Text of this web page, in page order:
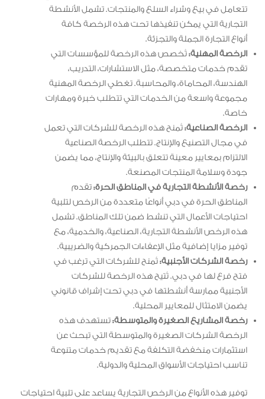
تتعامل في بيع وشراء السلع والمنتجات. تشمل الأنشطة
التجارية التي يمكن تنفيذها تحت هذه الرخصة كافة
أنواع التجارة الجملة والتجزئة.
الرخصة المهنية:تُخصص هذه الرخصة للمؤسسات التي
تقدم خدمات متخصصة، مثل الاستشارات، التدريب،
الهندسة، المحاماة، والمحاسبة. تغطي الرخصة المهنية
مجموعة واسعة من الخدمات التي تتطلب خبرة ومهارات
خاصة.
الرخصة الصناعية:تُمنح هذه الرخصة للشركات التي تعمل
في مجال التصنيع والإنتاج. تتطلب الرخصة الصناعية
الالتزام بمعايير معينة تتعلق بالبيئة والإنتاج، مما يضمن
جودة وسلامة المنتجات المصنعة.
رخصة الأنشطة التجارية في المناطق الحرة:تقدم
المناطق الحرة في دبي أنواعًا متعددة من الرخص لتلبية
احتياجات الأعمال التي تنشط ضمن تلك المناطق. تشمل
هذه الرخص الأنشطة التجارية، الصناعية، والخدمية، مع
توفير مزايا إضافية مثل الإعفاءات الجمركية والضريبية.
رخصة الشركات الأجنبية:تُمنح للشركات التي ترغب في
فتح فرع لها في دبي. تُتيح هذه الرخصة للشركات
الأجنبية ممارسة أنشطتها في دبي تحت إشراف قانوني
يضمن الامتثال للمعايير المحلية.
رخصة المشاريع الصغيرة والمتوسطة:تستهدف هذه
الرخصة الشركات الصغيرة والمتوسطة التي تبحث عن
استثمارات منخفضة التكلفة مع تقديم خدمات متنوعة
تناسب احتياجات الأسواق المحلية والدولية.
توفير هذه الأنواع من الرخص التجارية يساعد على تلبية احتياجات